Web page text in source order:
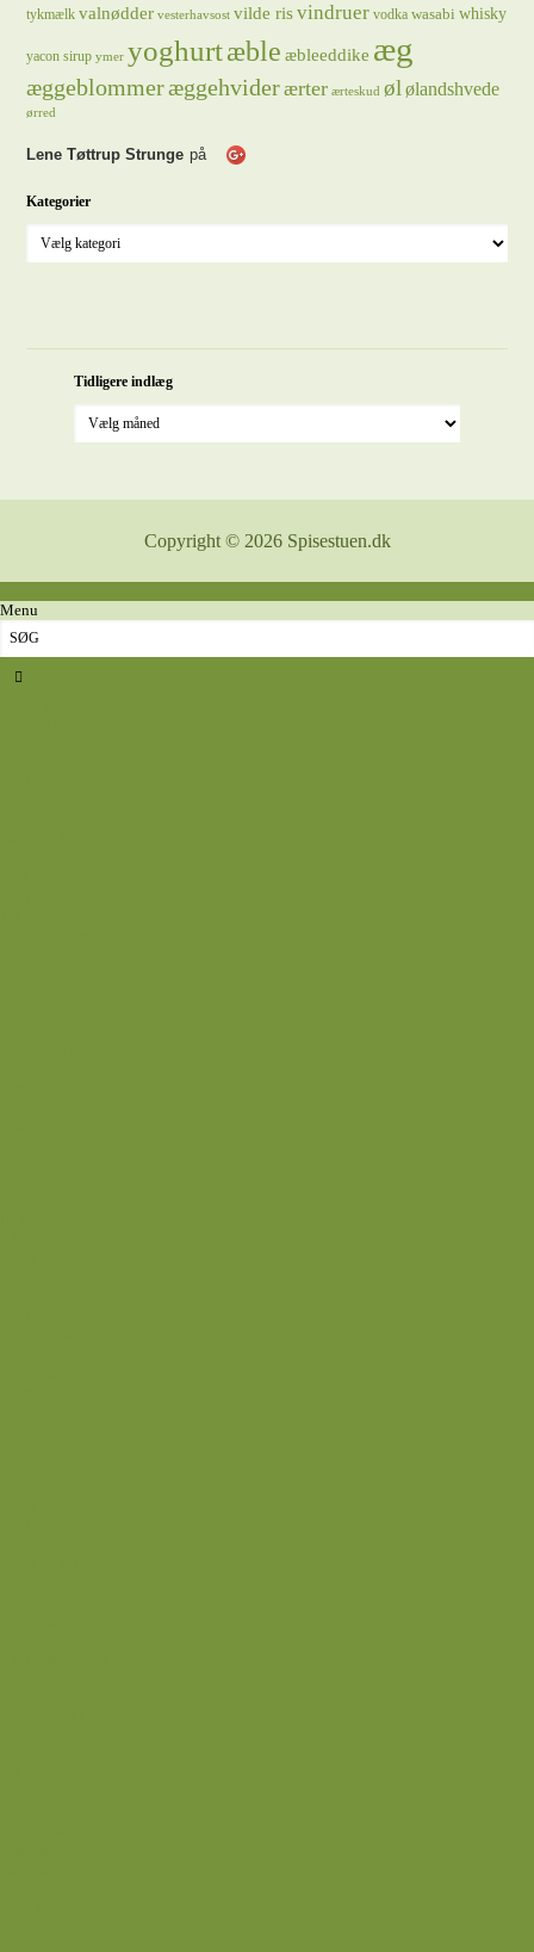
tykmælk valnødder vesterhavsost vilde ris vindruer vodka wasabi whisky
yacon sirup ymer yoghurtæble æbleeddike æg
æggeblommeræggehviderærter ærteskud øl ølandshvede
ørred
Lene Tøttrup Strunge på
Kategorier
Tidligere indlæg
Copyright © 2026 Spisestuen.dk
Menu